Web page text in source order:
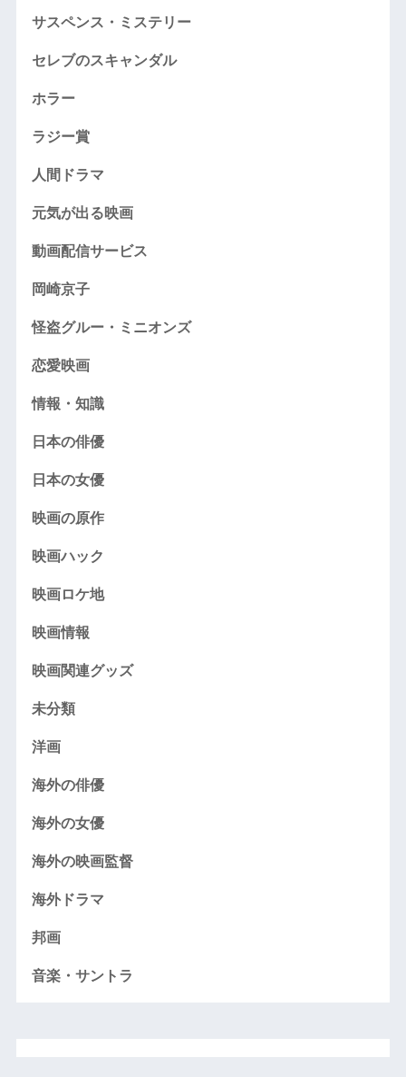
サスペンス・ミステリー
セレブのスキャンダル
ホラー
ラジー賞
人間ドラマ
元気が出る映画
動画配信サービス
岡崎京子
怪盗グルー・ミニオンズ
恋愛映画
情報・知識
日本の俳優
日本の女優
映画の原作
映画ハック
映画ロケ地
映画情報
映画関連グッズ
未分類
洋画
海外の俳優
海外の女優
海外の映画監督
海外ドラマ
邦画
音楽・サントラ